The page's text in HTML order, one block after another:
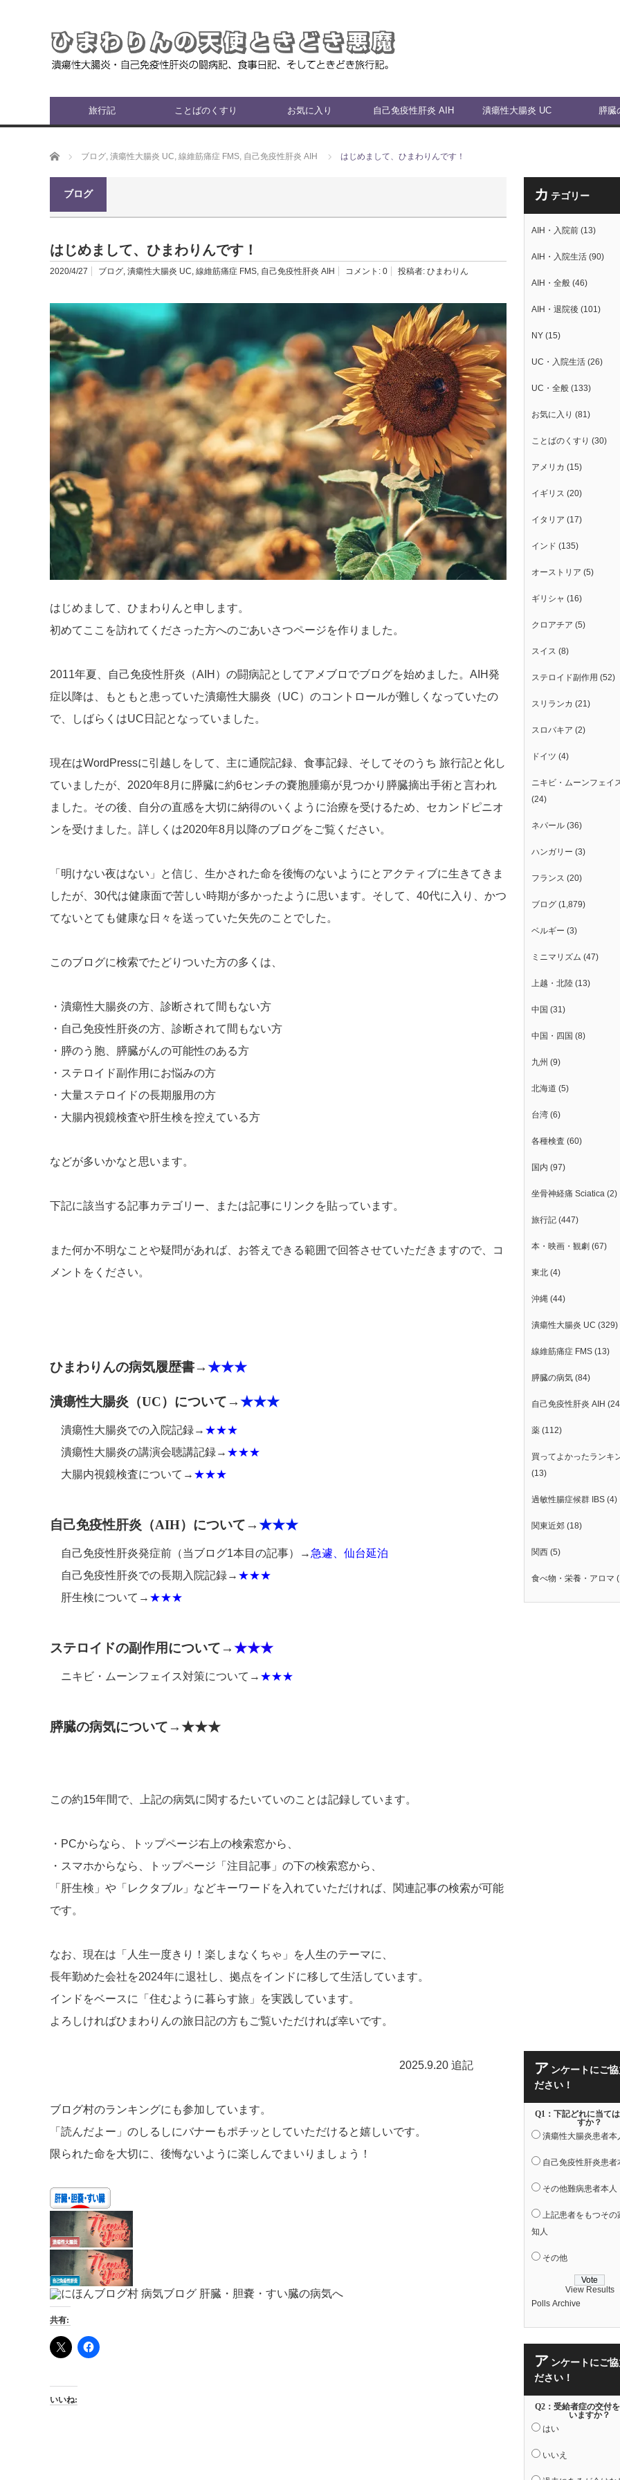
旅行記 ことばのくすり お気に入り 自己免疫性肝炎 AIH 潰瘍性大腸炎 UC 膵臓
ホーム ブログ, 潰瘍性大腸炎 UC, 線維筋痛症 FMS, 自己免疫性肝炎 AIH はじめまして、ひまわりんです！
ブログ
はじめまして、ひまわりんです！
2020/4/27 ブログ, 潰瘍性大腸炎 UC, 線維筋痛症 FMS, 自己免疫性肝炎 AIH コメント: 0 投稿者: ひまわりん
はじめまして、ひまわりんと申します。
初めてここを訪れてくださった方へのごあいさつページを作りました。
2011年夏、自己免疫性肝炎（AIH）の闘病記としてアメブロでブログを始めました。AIH発
症以降は、もともと患っていた潰瘍性大腸炎（UC）のコントロールが難しくなっていたの
で、しばらくはUC日記となっていました。
現在はWordPressに引越しをして、主に通院記録、食事記録、そしてそのうち 旅行記と化し
ていましたが、2020年8月に膵臓に約6センチの嚢胞腫瘍が見つかり膵臓摘出手術と言われ
ました。その後、自分の直感を大切に納得のいくように治療を受けるため、セカンドピニオ
ンを受けました。詳しくは2020年8月以降のブログをご覧ください。
「明けない夜はない」と信じ、生かされた命を後悔のないようにとアクティブに生きてきま
したが、30代は健康面で苦しい時期が多かったように思います。そして、40代に入り、かつ
てないとても健康な日々を送っていた矢先のことでした。
このブログに検索でたどりついた方の多くは、
・潰瘍性大腸炎の方、診断されて間もない方
・自己免疫性肝炎の方、診断されて間もない方
・膵のう胞、膵臓がんの可能性のある方
・ステロイド副作用にお悩みの方
・大量ステロイドの長期服用の方
・大腸内視鏡検査や肝生検を控えている方
などが多いかなと思います。
下記に該当する記事カテゴリー、または記事にリンクを貼っています。
また何か不明なことや疑問があれば、お答えできる範囲で回答させていただきますので、コ
メントをください。
ひまわりんの病気履歴書→★★★
潰瘍性大腸炎（UC）について→★★★
潰瘍性大腸炎での入院記録→ ★★★
潰瘍性大腸炎の講演会聴講記録→ ★★★
大腸内視鏡検査について→ ★★★
自己免疫性肝炎（AIH）について→★★★
自己免疫性肝炎発症前（当ブログ1本目の記事）→ 急遽、仙台延泊
自己免疫性肝炎での長期入院記録→ ★★★
肝生検について→ ★★★
ステロイドの副作用について→★★★
ニキビ・ムーンフェイス対策について→ ★★★
膵臓の病気について→★★★
この約15年間で、上記の病気に関するたいていのことは記録しています。
・PCからなら、トップページ右上の検索窓から、
・スマホからなら、トップページ「注目記事」の下の検索窓から、
「肝生検」や「レクタブル」などキーワードを入れていただければ、関連記事の検索が可能
です。
なお、現在は「人生一度きり！楽しまなくちゃ」を人生のテーマに、
長年勤めた会社を2024年に退社し、拠点をインドに移して生活しています。
インドをベースに「住むように暮らす旅」を実践しています。
よろしければひまわりんの旅日記の方もご覧いただければ幸いです。
2025.9.20 追記
ブログ村のランキングにも参加しています。
「読んだよー」のしるしにバナーもポチッとしていただけると嬉しいです。
限られた命を大切に、後悔ないように楽しんでまいりましょう！
共有:
いいね:
カ テゴリー
AIH・入院前 (13)
AIH・入院生活 (90)
AIH・全般 (46)
AIH・退院後 (101)
NY (15)
UC・入院生活 (26)
UC・全般 (133)
お気に入り (81)
ことばのくすり (30)
アメリカ (15)
イギリス (20)
イタリア (17)
インド (135)
オーストリア (5)
ギリシャ (16)
クロアチア (5)
スイス (8)
ステロイド副作用 (52)
スリランカ (21)
スロバキア (2)
ドイツ (4)
ニキビ・ムーンフェイ
(24)
ネパール (36)
ハンガリー (3)
フランス (20)
ブログ (1,879)
ベルギー (3)
ミニマリズム (47)
上越・北陸 (13)
中国 (31)
中国・四国 (8)
九州 (9)
北海道 (5)
台湾 (6)
各種検査 (60)
国内 (97)
坐骨神経痛 Sciatica (2)
旅行記 (447)
本・映画・観劇 (67)
東北 (4)
沖縄 (44)
潰瘍性大腸炎 UC (329)
線維筋痛症 FMS (13)
膵臓の病気 (84)
自己免疫性肝炎 AIH
薬 (112)
買ってよかったランキ
(13)
過敏性腸症候群 IBS (4)
関東近郊 (18)
関西 (5)
食べ物・栄養・アロマ
ア ンケートにご
ださい！
Q1：下記どれに当て
すか？
潰瘍性大腸炎患者本
自己免疫性肝炎患者
その他難病患者本人
上記患者をもつその
知人
その他
View Results
Polls Archive
ア ンケートにご
ださい！
Q2：受給者症の交付
いますか？
はい
いいえ